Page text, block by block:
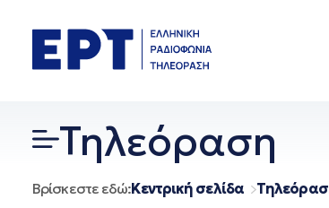
περιεχόμενο
Τηλεόραση
Βρίσκεστε εδώ:Κεντρική σελίδα